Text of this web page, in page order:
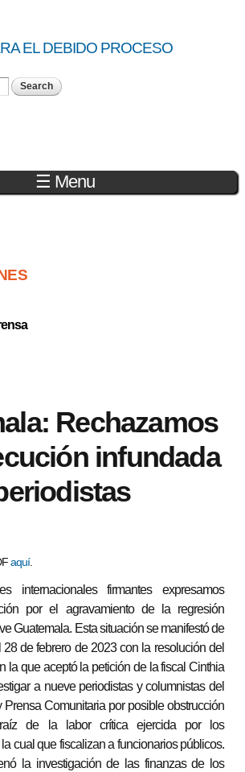
contentEL DEBIDO PROCESO
☰ Menu
Rechazamos
infundada
aquí.
internacionales firmantes expresamos
por el agravamiento de la regresión
Guatemala. Esta situación se manifestó de
de febrero de 2023 con la resolución del
la que aceptó la petición de la fiscal Cinthia
a nueve periodistas y columnistas del
Prensa Comunitaria por posible obstrucción
de la labor crítica ejercida por los
cual que fiscalizan a funcionarios públicos.
la investigación de las finanzas de los